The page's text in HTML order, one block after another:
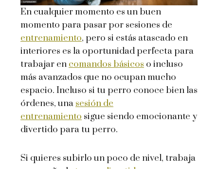
En cualquier momento es un buen
momento para pasar por sesiones de
entrenamiento, pero si estás atascado en
interiores es la oportunidad perfecta para
trabajar en comandos básicos o incluso
más avanzados que no ocupan mucho
espacio. Incluso si tu perro conoce bien las
órdenes, una sesión de
entrenamiento sigue siendo emocionante y
divertido para tu perro.
Si quieres subirlo un poco de nivel, trabaja